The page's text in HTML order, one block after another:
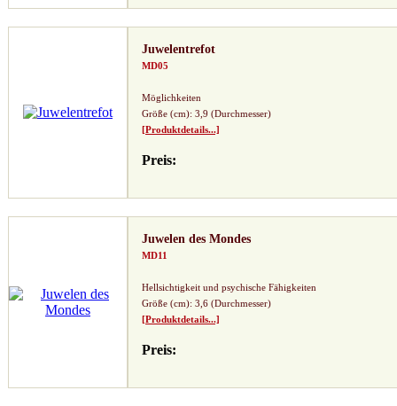
Juwelentrefot
MD05
Möglichkeiten
Größe (cm): 3,9 (Durchmesser)
[Produktdetails...]
Preis:
Juwelen des Mondes
MD11
Hellsichtigkeit und psychische Fähigkeiten
Größe (cm): 3,6 (Durchmesser)
[Produktdetails...]
Preis: